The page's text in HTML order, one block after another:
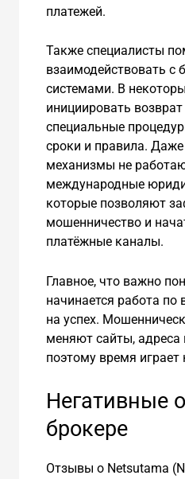
платежей.
Также специалисты
взаимодействовать
системами. В
инициировать
специальные
сроки и правила.
механизмы не
международные
которые позволяют
мошенничество и
платёжные каналы.
Главное, что важно
начинается работа
на успех.
меняют сайты,
поэтому время
Негативные
брокере
Отзывы о Netsutama